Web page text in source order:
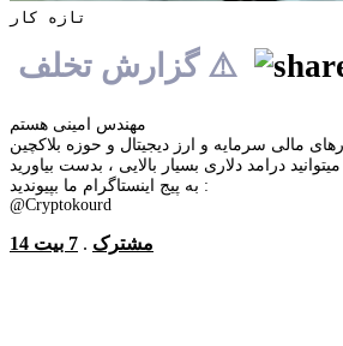
تازه کار
⚠️ گزارش تخلف
مهندس امینی هستم
به پیج اینستاگرام ما بپیوندید :
@Cryptokourd
14 مشترک . 7 بیت